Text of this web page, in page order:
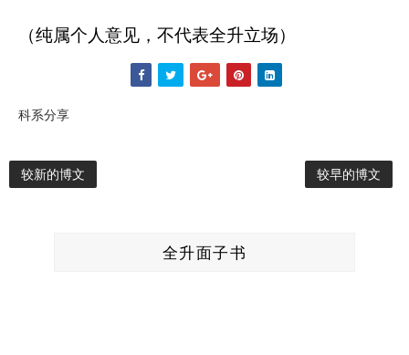
（纯属个人意见，不代表全升立场）
科系分享
较新的博文 较早的博文
全升面子书